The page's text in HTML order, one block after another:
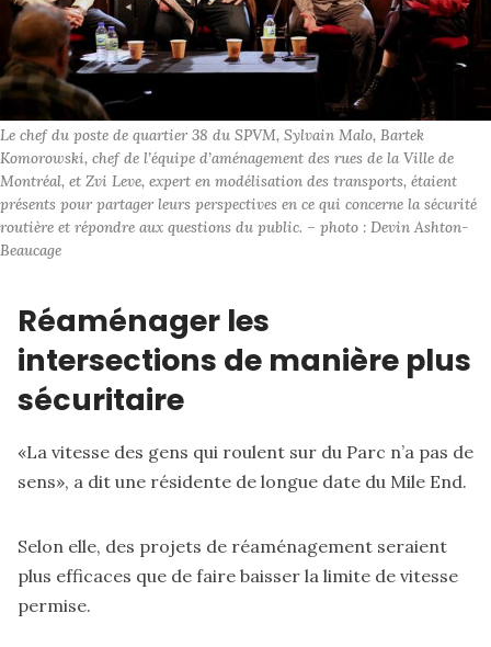
Le chef du poste de quartier 38 du SPVM, Sylvain Malo, Bartek
Komorowski, chef de l’équipe d’aménagement des rues de la Ville de
Montréal, et Zvi Leve, expert en modélisation des transports, étaient
présents pour partager leurs perspectives en ce qui concerne la sécurité
routière et répondre aux questions du public. – photo : Devin Ashton-
Beaucage
Réaménager les
intersections de manière plus
sécuritaire
«La vitesse des gens qui roulent sur du Parc n’a pas de
sens», a dit une résidente de longue date du Mile End.
Selon elle, des projets de réaménagement seraient
plus efficaces que de faire baisser la limite de vitesse
permise.